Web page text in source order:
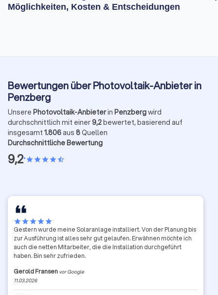
Möglichkeiten, Kosten & Entscheidungen
Bewertungen über Photovoltaik-Anbieter in
Penzberg
Unsere Photovoltaik-Anbieterin Penzbergwird
durchschnittlich mit einer9,2bewertet, basierend auf
insgesamt 1.806aus 8Quellen
Durchschnittliche Bewertung
9,2•starstarstarstarstar_half
starstarstarstarstar
Gestern wurde meine Solaranlage installiert. Von der Planung bis
zur Ausführung ist alles sehr gut gelaufen. Erwähnen möchte ich
auch die netten Mitarbeiter, die die Installation durchgeführt
haben. Bin sehr zufrieden.
Gerold Fransen vor Google
11.03.2026